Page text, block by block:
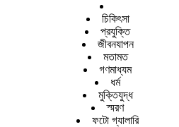
চিকিৎসা
প্রযুক্তি
জীবনযাপন
মতামত
গণমাধ্যম
ধর্ম
মুক্তিযুদ্ধ
স্মরণ
ফটো গ্যালারি